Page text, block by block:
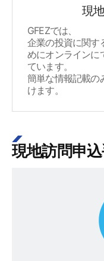
現
GFEZでは、
企業の投資に関す
めにオンラインに
ています。
簡単な情報記載の
けます。
現地訪問申